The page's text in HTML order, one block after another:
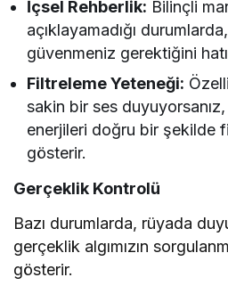
İçsel Rehberlik: Bilinçli
açıklayamadığı
güvenmeniz gerektiğini
Filtreleme Yeteneği:
sakin bir ses
enerjileri doğru bir şekilde
gösterir.
Gerçeklik Kontrolü
Bazı durumlarda, rüyada
gerçeklik algımızın
gösterir.